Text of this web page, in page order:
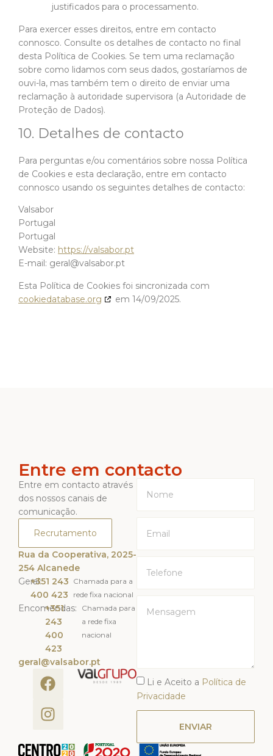
justificados para o processamento.
Para exercer esses direitos, entre em contacto
connosco. Consulte os detalhes de contacto no final
desta Política de Cookies. Se tem uma reclamação
sobre como lidamos com seus dados, gostaríamos de
ouvi-la, mas também tem o direito de enviar uma
reclamação à autoridade supervisora (a Autoridade de
Proteção de Dados).
10. Detalhes de contacto
Para perguntas e/ou comentários sobre nossa Política
de Cookies e esta declaração, entre em contacto
connosco usando os seguintes detalhes de contacto:
Valsabor
Portugal
Portugal
Website: https://valsabor.pt
E-mail: geral@valsabor.pt
Esta Política de Cookies foi sincronizada com
cookiedatabase.org
em 14/09/2025.
Entre em contacto
Entre em contacto através
dos nossos canais de
comunicação.
Recrutamento
Rua da Cooperativa, 2025-
254 Alcanede
Geral:+351 243
400 423
Chamada para a
rede fixa nacional
Encomendas:
+351
243
400
423
Chamada para
a rede fixa
nacional
geral@valsabor.pt
Li e Aceito a Política de
Privacidade
ENVIAR